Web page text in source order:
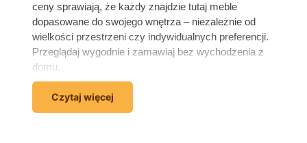
ceny sprawiają, że każdy znajdzie tutaj meble
dopasowane do swojego wnętrza – niezależnie od
wielkości przestrzeni czy indywidualnych preferencji.
Przeglądaj wygodnie i zamawiaj bez wychodzenia z
domu.
Wyposażenie domu – wszystko,
czego potrzebujesz, w jednym
Czytaj więcej